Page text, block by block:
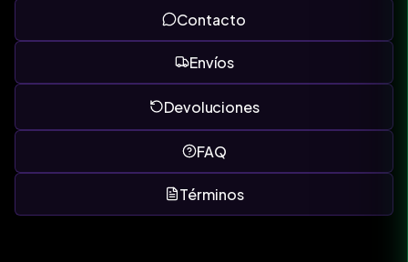
Contacto
Envíos
Devoluciones
FAQ
Términos